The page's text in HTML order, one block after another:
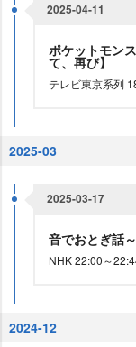
2025-04-11
ポケットモン
て、再び】
テレビ東京系列
2025-03
2025-03-17
音でおとぎ話
NHK 22:00～
2024-12